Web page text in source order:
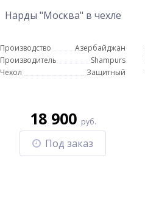
Нарды "Москва" в чехле
Производство
Азербайджан
Производитель
Shampurs
Чехол
Защитный
18 900 руб.
Под заказ